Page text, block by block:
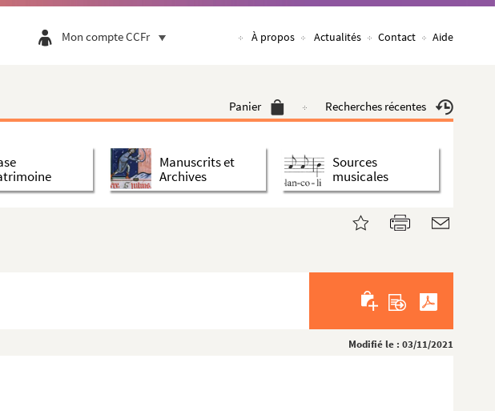
Mon compte CCFr À propos Actualités Contact Aide
Panier Recherches récentes
Manuscrits et
Archives
Sources
musicales
Modifié le : 03/11/2021